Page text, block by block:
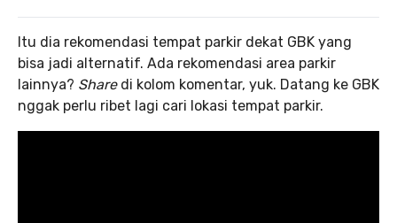
Itu dia rekomendasi tempat parkir dekat GBK yang
bisa jadi alternatif. Ada rekomendasi area parkir
lainnya? Share di kolom komentar, yuk. Datang ke GBK
nggak perlu ribet lagi cari lokasi tempat parkir.